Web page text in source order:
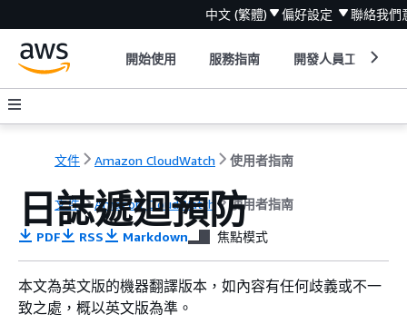
中文 (繁體) 偏好設定 聯絡我們
開始使用 服務指南 開發人員工具
文件 Amazon CloudWatch 使用者指南
文件 Amazon CloudWatch 使用者指南
日誌遞迴預防
PDF RSS Markdown 焦點模式
本文為英文版的機器翻譯版本，如內容有任何歧義或不一
致之處，概以英文版為準。